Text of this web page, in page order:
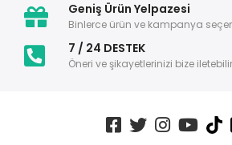
Geniş Ürün Yelpazesi
Binlerce ürün ve kampanya
7 / 24 DESTEK
Öneri ve şikayetlerinizi bize